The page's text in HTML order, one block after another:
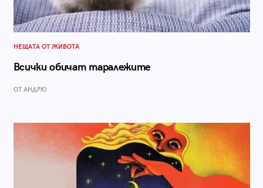
НЕЩАТА ОТ ЖИВОТА
Всички обичат таралежите
ОТ АНДРЮ